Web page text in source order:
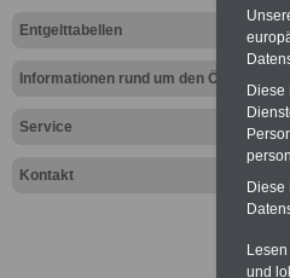
Entgelttabellen
Informationen rund um den ÖD
Service
Kontakt
Diese
Diese
und